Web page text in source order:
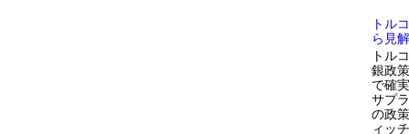
トル
ら見
トル
銀政
で確
サプ
の政
ィッ